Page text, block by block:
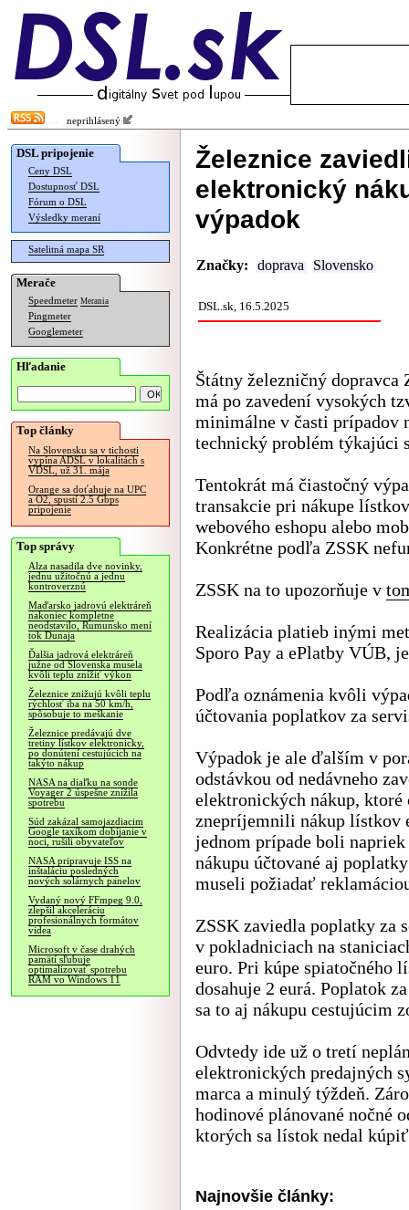
neprihlásený
DSL pripojenie
Ceny DSL
Dostupnosť DSL
Fórum o DSL
Výsledky meraní
Satelitná mapa SR
Merače
Speedmeter Merania
Pingmeter
Googlemeter
Hľadanie
Top články
Na Slovensku sa v tichosti
vypína ADSL v lokalitách s
VDSL, už 31. mája
Orange sa doťahuje na UPC
a O2, spustí 2.5 Gbps
pripojenie
Top správy
Alza nasadila dve novinky,
jednu užitočnú a jednu
kontroverznú
Maďarsko jadrovú elektráreň
nakoniec kompletne
neodstavilo, Rumunsko mení
tok Dunaja
Ďalšia jadrová elektráreň
južne od Slovenska musela
kvôli teplu znížiť výkon
Železnice znižujú kvôli teplu
rýchlosť iba na 50 km/h,
spôsobuje to meškanie
Železnice predávajú dve
tretiny lístkov elektronicky,
po donútení cestujúcich na
takýto nákup
NASA na diaľku na sonde
Voyager 2 úspešne znížila
spotrebu
Súd zakázal samojazdiacim
Google taxíkom dobíjanie v
noci, rušili obyvateľov
NASA pripravuje ISS na
inštaláciu posledných
nových solárnych panelov
Vydaný nový FFmpeg 9.0,
zlepšil akceleráciu
profesionálnych formátov
videa
Microsoft v čase drahých
pamätí sľubuje
optimalizovať spotrebu
RAM vo Windows 11
Železnice
elektronický
výpadok
Značky: doprava Slovensko
DSL.sk, 16.5.2025
Štátny železničný dopravca
má po zavedení vysokých
minimálne v časti prípadov
technický problém týkajúci
Tentokrát má čiastočný
transakcie pri nákupe
webového eshopu alebo
Konkrétne podľa ZSSK
ZSSK na to upozorňuje v
Realizácia platieb inými
Sporo Pay a ePlatby VÚB,
Podľa oznámenia kvôli
účtovania poplatkov za
Výpadok je ale ďalším v
odstávkou od nedávneho
elektronických nákup,
znepríjemnili nákup lístkov
jednom prípade boli
nákupu účtované aj
museli požiadať
ZSSK zaviedla poplatky za
v pokladniciach na
euro. Pri kúpe spiatočného
dosahuje 2 eurá. Poplatok
sa to aj nákupu cestujúcim
Odvtedy ide už o tretí
elektronických predajných
marca a minulý týždeň.
hodinové plánované nočné
ktorých sa lístok nedal
Najnovšie články: